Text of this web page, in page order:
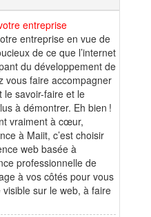
entreprise
entreprise en vue de
de ce que l’internet
du développement de
vous faire accompagner
le savoir-faire et le
à démontrer. Eh bien !
vraiment à cœur,
à Maiit, c’est choisir
web basée à
professionnelle de
à vos côtés pour vous
sur le web, à faire